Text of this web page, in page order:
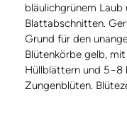
bläulichgrünem
Blattabschnitten.
Grund für den
Blütenkörbe gelb,
Hüllblättern und 5−8
Zungenblüten.